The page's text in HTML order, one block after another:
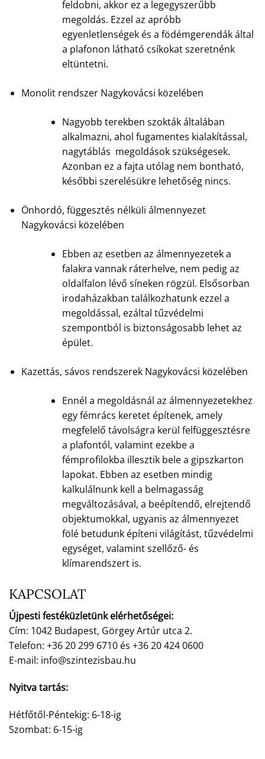
feldobni, akkor ez a legegyszerűbb
megoldás. Ezzel az apróbb
egyenletlenségek és a födémgerendák által
a plafonon látható csíkokat szeretnénk
eltüntetni.
Monolit rendszer Nagykovácsi közelében
Nagyobb terekben szokták általában
alkalmazni, ahol fugamentes kialakítással,
nagytáblás megoldások szükségesek.
Azonban ez a fajta utólag nem bontható,
későbbi szerelésükre lehetőség nincs.
Önhordó, függesztés nélküli álmennyezet
Nagykovácsi közelében
Ebben az esetben az álmennyezetek a
falakra vannak ráterhelve, nem pedig az
oldalfalon lévő síneken rögzül. Elsősorban
irodaházakban találkozhatunk ezzel a
megoldással, ezáltal tűzvédelmi
szempontból is biztonságosabb lehet az
épület.
Kazettás, sávos rendszerek Nagykovácsi közelében
Ennél a megoldásnál az álmennyezetekhez
egy fémrács keretet építenek, amely
megfelelő távolságra kerül felfüggesztésre
a plafontól, valamint ezekbe a
fémprofilokba illesztik bele a gipszkarton
lapokat. Ebben az esetben mindig
kalkulálnunk kell a belmagasság
megváltozásával, a beépítendő, elrejtendő
objektumokkal, ugyanis az álmennyezet
fölé betudunk építeni világítást, tűzvédelmi
egységet, valamint szellőző- és
klímarendszert is.
KAPCSOLAT
Újpesti festéküzletünk elérhetőségei:
Cím: 1042 Budapest, Görgey Artúr utca 2.
Telefon: +36 20 299 6710 és +36 20 424 0600
E-mail: info@szintezisbau.hu
Nyitva tartás:
Hétfőtől-Péntekig: 6-18-ig
Szombat: 6-15-ig